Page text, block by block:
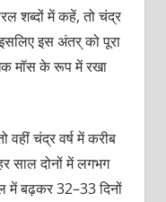
शब्दों में कहें, तो चंद्र
इसलिए इस अंतर् को पूरा
मॉस के रूप में रखा
वहीं चंद्र वर्ष में करीब
साल दोनों में लगभग
में बढ़कर 32–33 दिनों